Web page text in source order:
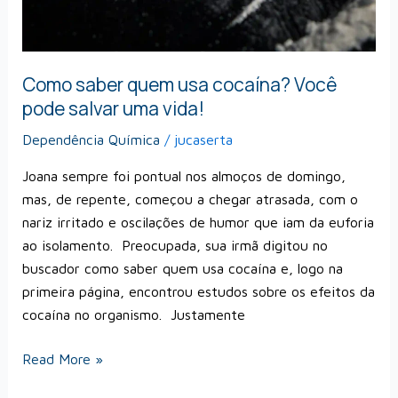
Como saber quem usa cocaína? Você
pode salvar uma vida!
Dependência Química / jucaserta
Joana sempre foi pontual nos almoços de domingo,
mas, de repente, começou a chegar atrasada, com o
nariz irritado e oscilações de humor que iam da euforia
ao isolamento. Preocupada, sua irmã digitou no
buscador como saber quem usa cocaína e, logo na
primeira página, encontrou estudos sobre os efeitos da
cocaína no organismo. Justamente
Read More »